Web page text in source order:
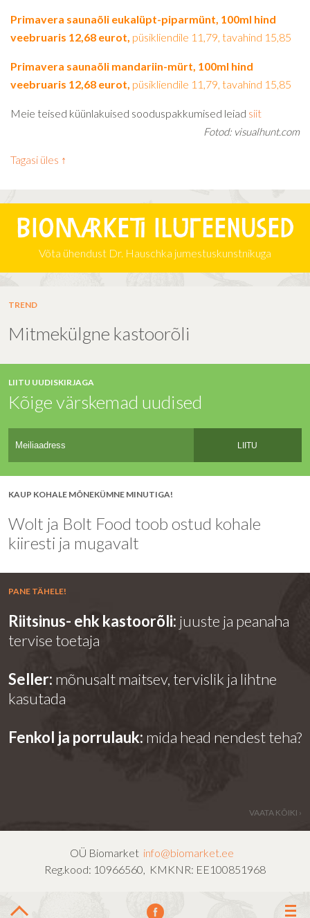
Primavera saunaõli eukalüpt-piparmünt, 100ml hind
veebruaris 12,68 eurot, püsikliendile 11,79, tavahind 15,85
Primavera saunaõli mandariin-mürt, 100ml hind
veebruaris 12,68 eurot, püsikliendile 11,79, tavahind 15,85
Meie teised küünlakuised sooduspakkumised leiad siit
Fotod: visualhunt.com
Tagasi üles ↑
Biomarketi iluteenused
Võta ühendust Dr. Hauschka jumestuskunstnikuga
TREND
Mitmekülgne kastoorõli
LIITU UUDISKIRJAGA
Kõige värskemad uudised
LIITU
KAUP KOHALE MÕNEKÜMNE MINUTIGA!
Wolt ja Bolt Food toob ostud kohale
kiiresti ja mugavalt
PANE TÄHELE!
Riitsinus- ehk kastoorõli: juuste ja peanaha
tervise toetaja
Seller: mõnusalt maitsev, tervislik ja lihtne
kasutada
Fenkol ja porrulauk: mida head nendest teha?
VAATA KÕIKI ›
OÜ Biomarket info@biomarket.ee
Reg.kood: 10966560, KMKNR: EE100851968